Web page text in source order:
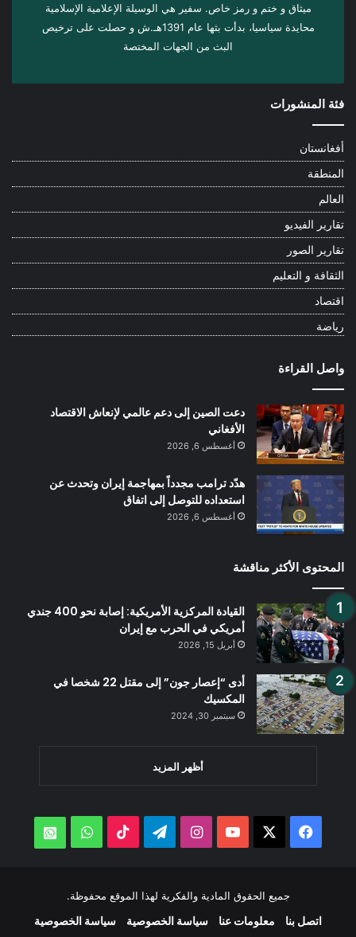
ميثاق و ختم و رمز خاص. سفیر هي الوسيلة الإعلامية الإسلامية
محايدة سياسيا، بدأت بثها عام 1391هـ.ش و حصلت على ترخيص
البث من الجهات المختصة
فئة المنشورات
أفغانستان
المنطقة
العالم
تقارير الفيديو
تقارير الصور
الثقافة و التعليم
اقتصاد
رياضة
واصل القراءة
دعت الصين إلى دعم عالمي لإنعاش الاقتصاد
الأفغاني
أغسطس 6, 2026
هدّد ترامب مجدداً بمهاجمة إيران وتحدث عن
استعداده للتوصل إلى اتفاق
أغسطس 6, 2026
المحتوى الأكثر مناقشة
القيادة المركزية الأمريكية: إصابة نحو 400 جندي
أمريكي في الحرب مع إيران
أبريل 15, 2026
أدى “إعصار جون” إلى مقتل 22 شخصا في
المكسيك
سبتمبر 30, 2024
أظهر المزيد
فيسبوك ‫YouTubeانستقرامتيلقرام ‫TikTokواتساب
جميع الحقوق المادية والفكرية لهذا الموقع محفوظة.
اتصل بنا معلومات عنا سياسة الخصوصية سياسة الخصوصية